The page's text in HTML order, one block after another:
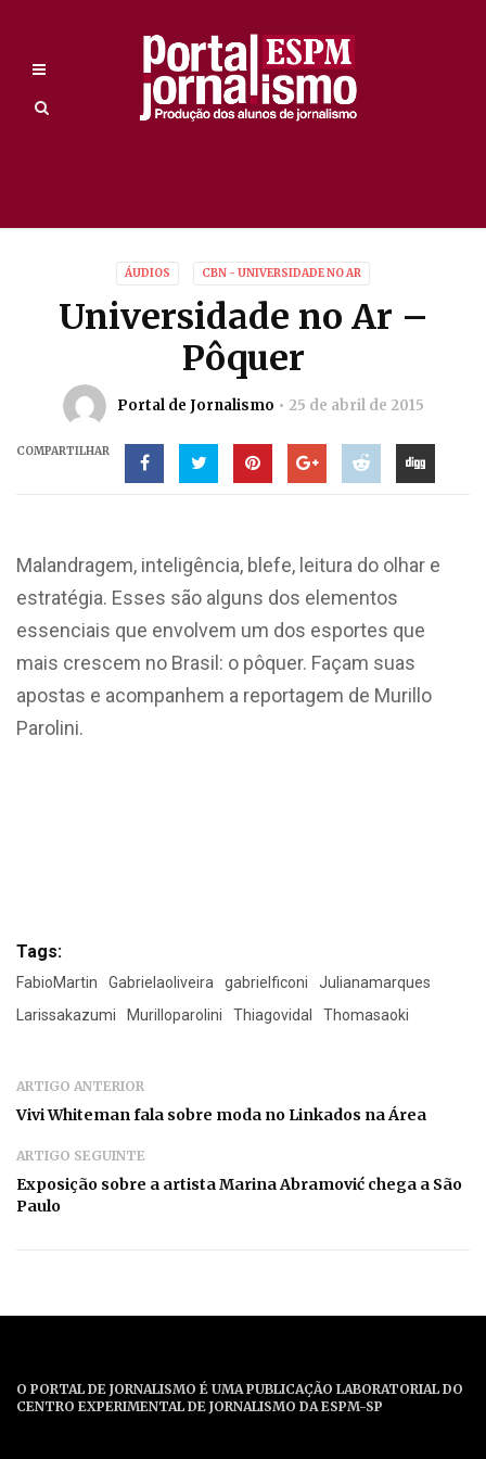
ÁUDIOS CBN - UNIVERSIDADE NO AR
Universidade no Ar –
Pôquer
Portal de Jornalismo 25 de abril de 2015
COMPARTILHAR
Malandragem, inteligência, blefe, leitura do olhar e
estratégia. Esses são alguns dos elementos
essenciais que envolvem um dos esportes que
mais crescem no Brasil: o pôquer. Façam suas
apostas e acompanhem a reportagem de Murillo
Parolini.
Tags:
FabioMartin Gabrielaoliveira gabrielficoni
Julianamarques
Larissakazumi
Murilloparolini Thiagovidal Thomasaoki
ARTIGO ANTERIOR
Vivi Whiteman fala sobre moda no Linkados na Área
ARTIGO SEGUINTE
Exposição sobre a artista Marina Abramović chega a São
Paulo
O PORTAL DE JORNALISMO É UMA PUBLICAÇÃO LABORATORIAL DO
CENTRO EXPERIMENTAL DE JORNALISMO DA ESPM-SP